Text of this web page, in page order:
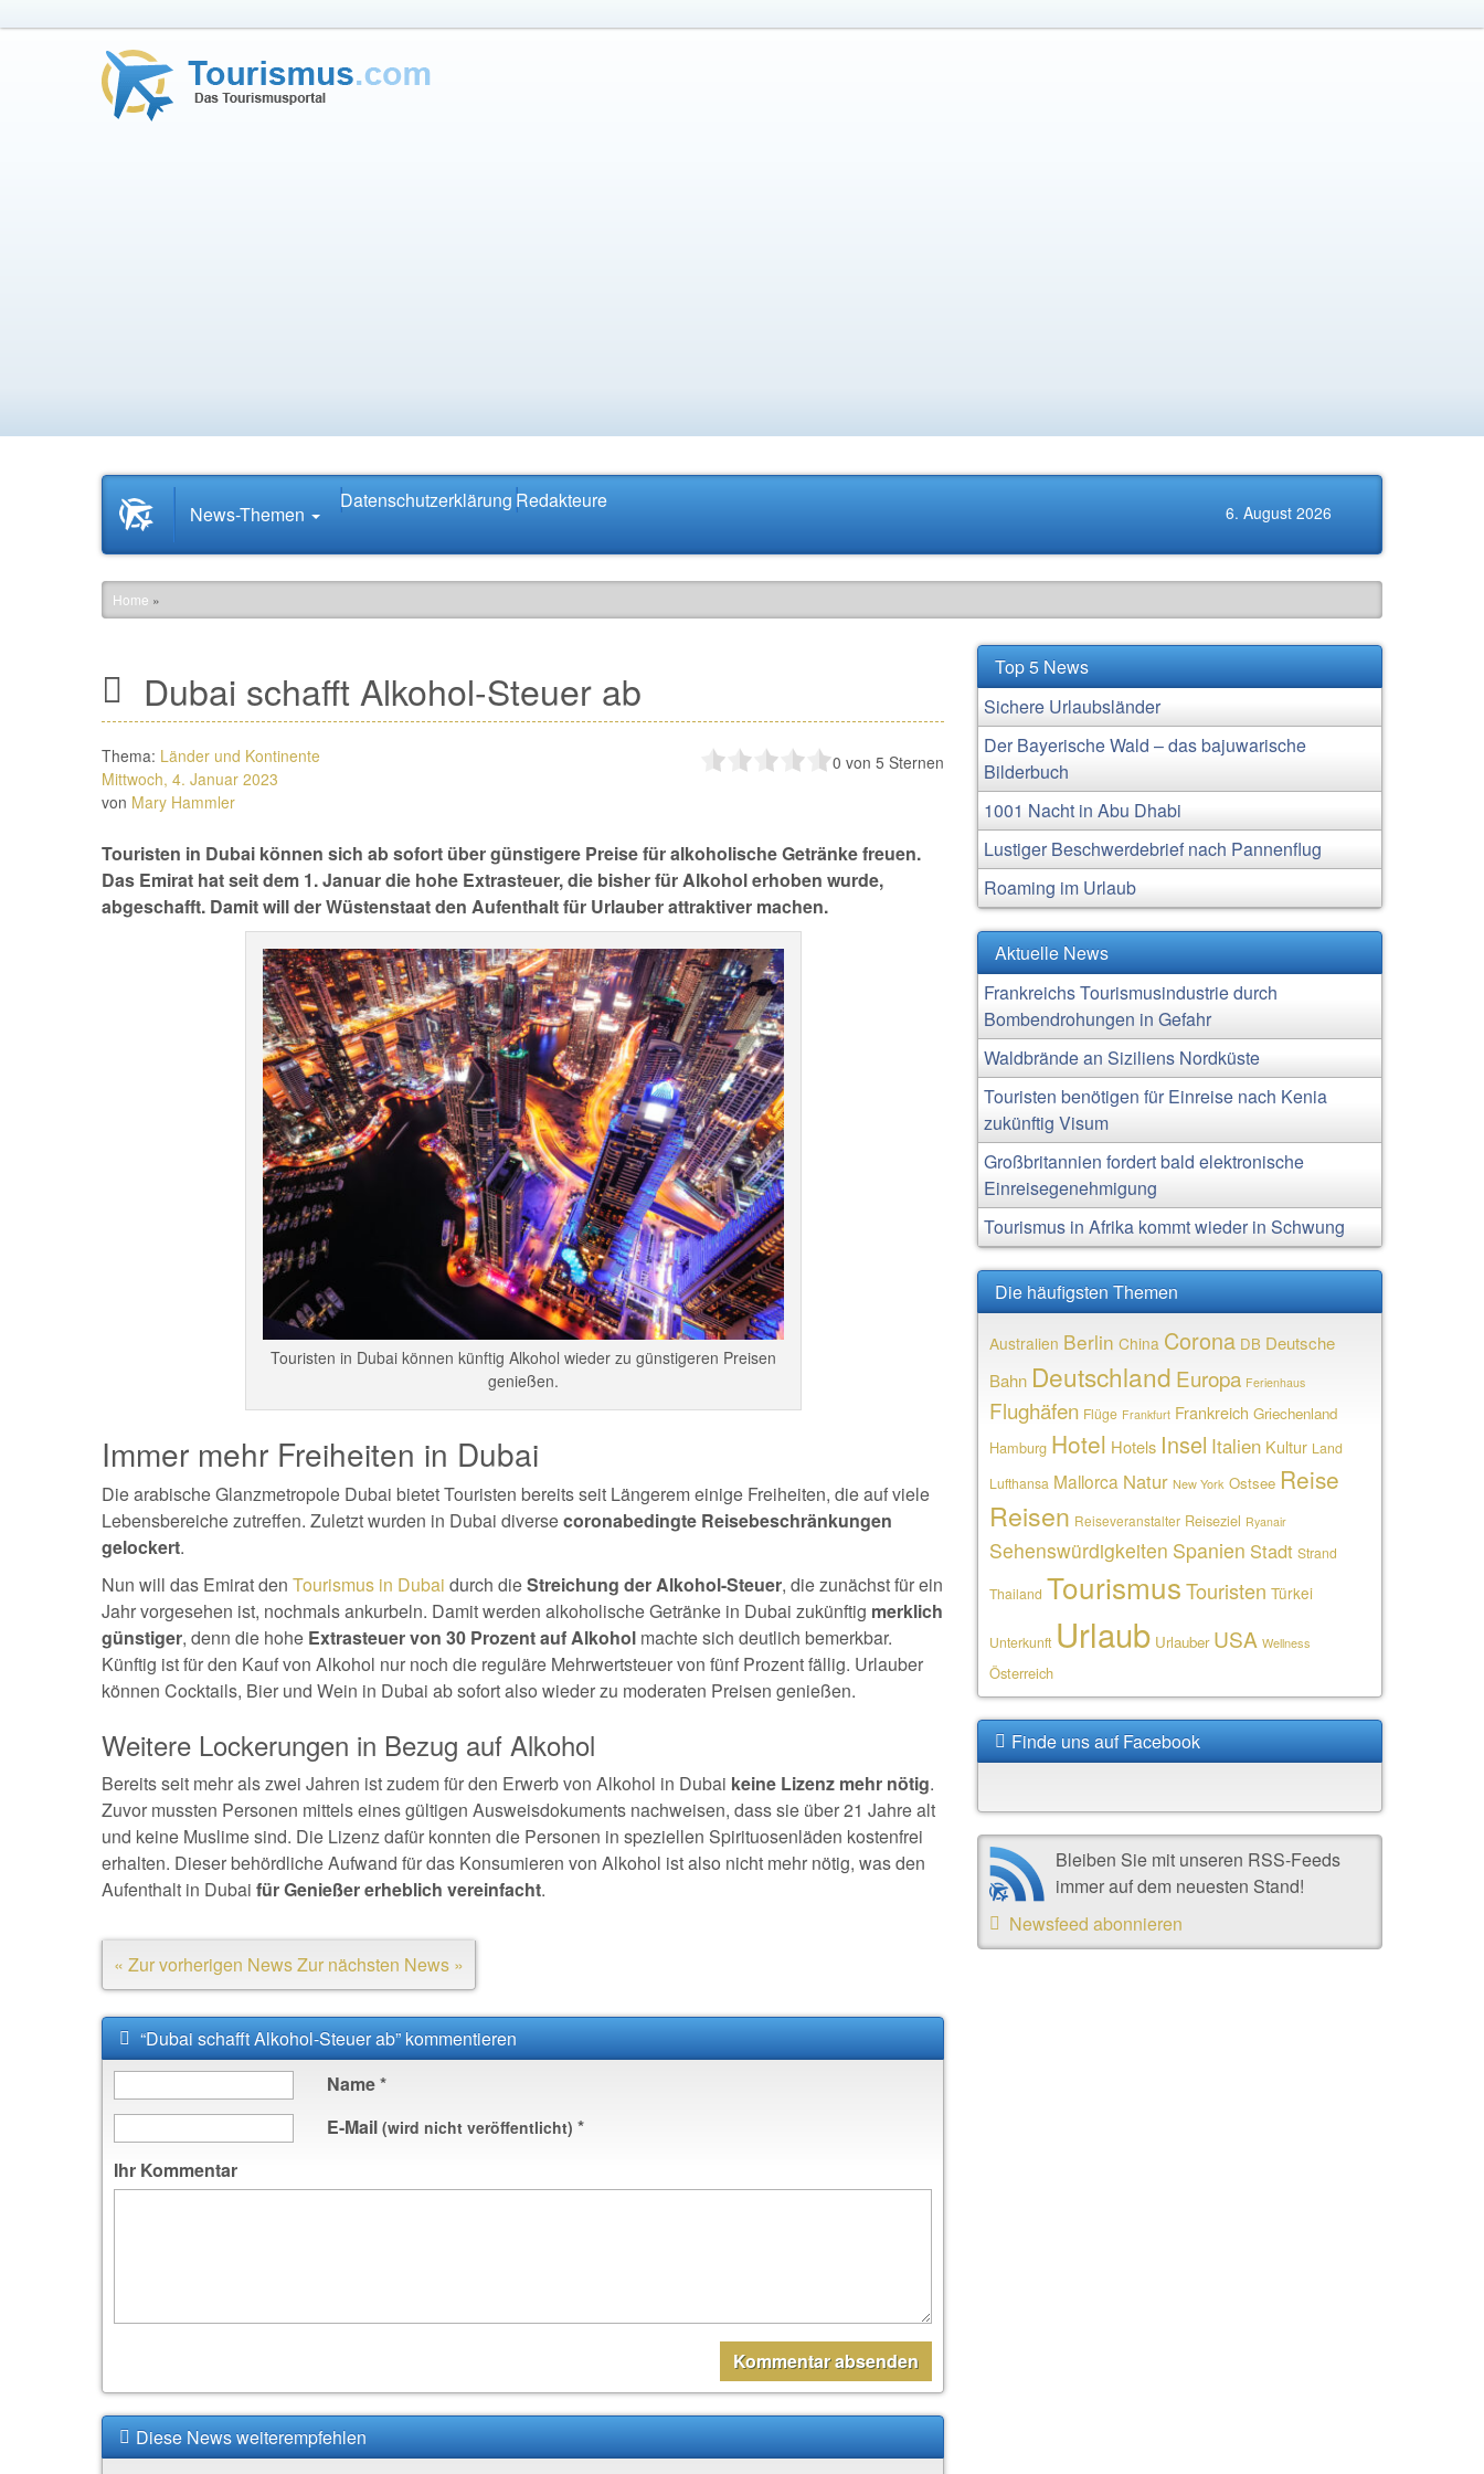
Startseite
News.Tourismus.com
News-Themen
Datenschutzerklärung Redakteure 6. August 2026
Home »
Dubai schafft Alkohol-Steuer ab
Thema: Länder und Kontinente
Mittwoch, 4. Januar 2023
von Mary Hammler
0 von 5 Sternen
Touristen in Dubai können sich ab sofort über günstigere Preise für alkoholische Getränke freuen.
Das Emirat hat seit dem 1. Januar die hohe Extrasteuer, die bisher für Alkohol erhoben wurde,
abgeschafft. Damit will der Wüstenstaat den Aufenthalt für Urlauber attraktiver machen.
Touristen in Dubai können künftig Alkohol wieder zu günstigeren Preisen
genießen.
Immer mehr Freiheiten in Dubai
Die arabische Glanzmetropole Dubai bietet Touristen bereits seit Längerem einige Freiheiten, die auf viele
Lebensbereiche zutreffen. Zuletzt wurden in Dubai diversecoronabedingte Reisebeschränkungen
gelockert.
Nun will das Emirat den Tourismus in Dubai durch dieStreichung der Alkohol-Steuer, die zunächst für ein
Jahr vorgesehen ist, nochmals ankurbeln. Damit werden alkoholische Getränke in Dubai zukünftig merklich
günstiger, denn die hohe Extrasteuer von 30 Prozent auf Alkohol machte sich deutlich bemerkbar.
Künftig ist für den Kauf von Alkohol nur noch die reguläre Mehrwertsteuer von fünf Prozent fällig. Urlauber
können Cocktails, Bier und Wein in Dubai ab sofort also wieder zu moderaten Preisen genießen.
Weitere Lockerungen in Bezug auf Alkohol
Bereits seit mehr als zwei Jahren ist zudem für den Erwerb von Alkohol in Dubai keine Lizenz mehr nötig.
Zuvor mussten Personen mittels eines gültigen Ausweisdokuments nachweisen, dass sie über 21 Jahre alt
und keine Muslime sind. Die Lizenz dafür konnten die Personen in speziellen Spirituosenläden kostenfrei
erhalten. Dieser behördliche Aufwand für das Konsumieren von Alkohol ist also nicht mehr nötig, was den
Aufenthalt in Dubai für Genießer erheblich vereinfacht.
« Zur vorherigen NewsZur nächsten News »
“Dubai schafft Alkohol-Steuer ab” kommentieren
Name*
E-Mail (wird nicht veröffentlicht) *
Ihr Kommentar
Diese News weiterempfehlen
Top 5 News
Sichere Urlaubsländer
Der Bayerische Wald – das bajuwarische
Bilderbuch
1001 Nacht in Abu Dhabi
Lustiger Beschwerdebrief nach Pannenflug
Roaming im Urlaub
Aktuelle News
Frankreichs Tourismusindustrie durch
Bombendrohungen in Gefahr
Waldbrände an Siziliens Nordküste
Touristen benötigen für Einreise nach Kenia
zukünftig Visum
Großbritannien fordert bald elektronische
Einreisegenehmigung
Tourismus in Afrika kommt wieder in Schwung
Die häufigsten Themen
Australien Berlin China Corona DB Deutsche
Bahn Deutschland Europa Ferienhaus
Flughäfen Flüge Frankfurt Frankreich Griechenland
Hamburg Hotel Hotels Insel Italien Kultur Land
Lufthansa Mallorca Natur New York Ostsee Reise
Reisen Reiseveranstalter Reiseziel Ryanair
Sehenswürdigkeiten Spanien Stadt Strand
Thailand Tourismus Touristen Türkei
Unterkunft Urlaub Urlauber USA Wellness
Österreich
Finde uns auf Facebook
Bleiben Sie mit unseren RSS-Feeds
immer auf dem neuesten Stand!
Newsfeed abonnieren